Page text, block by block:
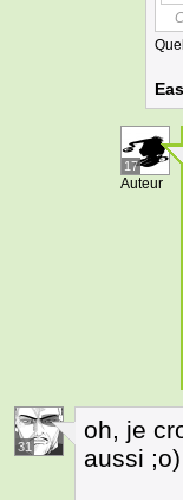
17
Auteur
31
oh, je
aussi ;o)